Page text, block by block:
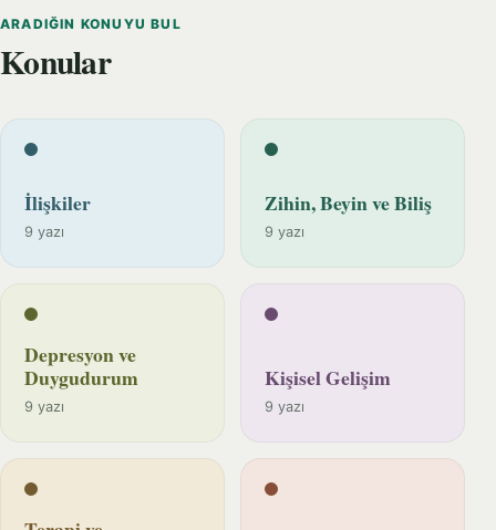
ARADIĞIN KONUYU BUL
Konular
İlişkiler
9 yazı
Zihin, Beyin ve Biliş
9 yazı
Depresyon ve
Duygudurum
9 yazı
Kişisel Gelişim
9 yazı